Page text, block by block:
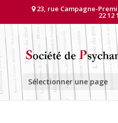
23, rue Campagne-
22 12
Sélectionner une page